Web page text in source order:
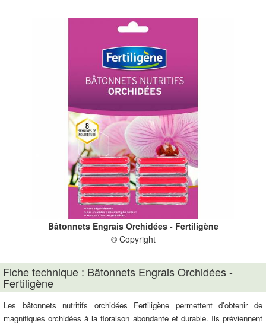
Bâtonnets Engrais Orchidées - Fertiligène
© Copyright
Fiche technique : Bâtonnets Engrais Orchidées -
Fertiligène
Les bâtonnets nutritifs orchidées Fertiligène permettent d'obtenir de
magnifiques orchidées à la floraison abondante et durable. Ils préviennent